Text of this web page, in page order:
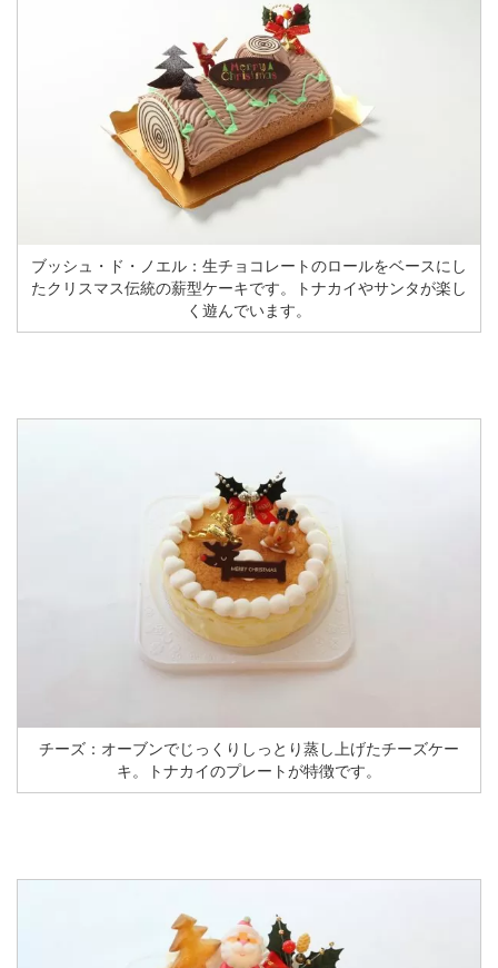
ブッシュ・ド・ノエル：生チョコレートのロールをベースにし
たクリスマス伝統の薪型ケーキです。トナカイやサンタが楽し
く遊んでいます。
チーズ：オーブンでじっくりしっとり蒸し上げたチーズケー
キ。トナカイのプレートが特徴です。